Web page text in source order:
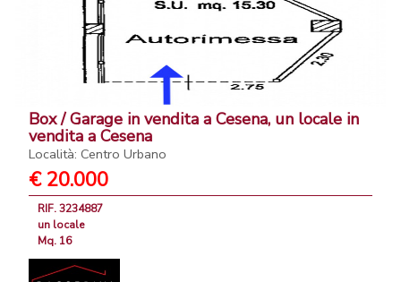
Box / Garage in vendita a Cesena, un locale in
vendita a Cesena
Località: Centro Urbano
€ 20.000
RIF. 3234887
un locale
Mq. 16